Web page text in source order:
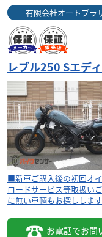
有限会社オートプラ
レブル250 Sエデ
■新車ご購入後の初回オ
ロードサービス等取扱い
に無い車輌もお探ししま
お電話でお問